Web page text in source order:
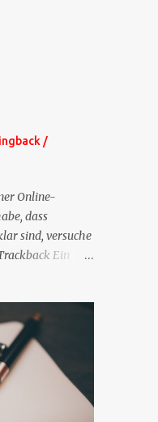
als eigene
Art sehen Sie
hier oben rechts
ich
XING-Tipp-
nur an einer
/
Online-
dass
sind, versuche
Ein
ich habe einen
aber nicht
sondern in
das doch,
vorbeischauen,
sagen hatte."